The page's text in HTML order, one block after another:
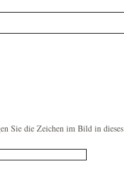
Sie die Zeichen im Bild in